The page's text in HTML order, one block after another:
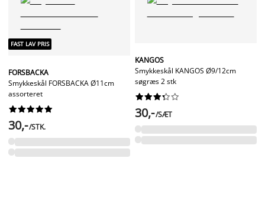
FAST LAV PRIS
FORSBACKA
Smykkeskål FORSBACKA Ø11cm
assorteret






30,-/STK.
KANGOS
Smykkeskål KANGOS Ø9/12cm
søgræs 2 stk






30,-/SÆT